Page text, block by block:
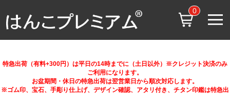
0
特急出荷（有料+300円）は平日の14時までに（土日以外）※クレジット決済のみ
ご利用になります。
お盆期間・休日の特急出荷は翌営業日から順次対応します。
※ゴム印、宝石、手彫り仕上げ、デザイン確認、アタリ付き、チタン印鑑は特急出